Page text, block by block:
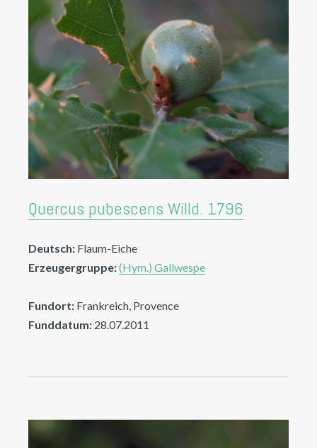
Quercus pubescens Willd. 1796
Deutsch: Flaum-Eiche
Erzeugergruppe:(Hym.) Gallwespe
Fundort: Frankreich, Provence
Funddatum: 28.07.2011